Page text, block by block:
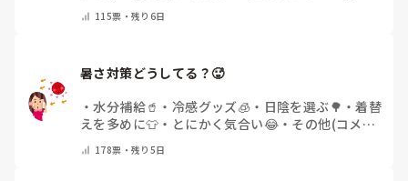
115票・残り6日
暑さ対策どうしてる？🥵
・水分補給🥤 ・ 冷感グッズ🧊 ・ 日陰を選ぶ🌳 ・着替
えを多めに👕 ・ とにかく気合い😂・ その他(コメン
178票・残り5日